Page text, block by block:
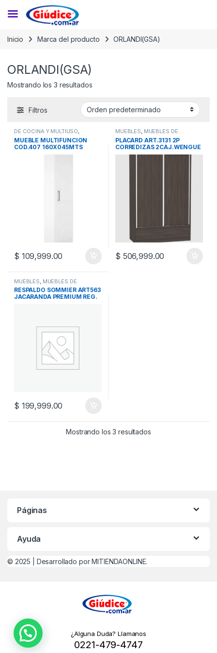
Inicio Marca del producto ORLANDI(GSA)
ORLANDI(GSA)
Mostrando los 3 resultados
Filtros
DE COCINA Y MULTIUSO,
MUEBLES , MULTIUSOS
MUEBLE MULTIFUNCION
COD.407 160X045MTS
$ 109,999.00
MUEBLES, MUEBLES DE
DORMITORIO,PLACARES
PLACARD ART.3131 2P
CORREDIZAS 2CAJ.WENGUE
$ 506,999.00
MUEBLES MUEBLES DE
DORMITORIO,RESPALDOS
RESPALDO SOMMIER ART563
JACARANDA PREMIUM REG.
$ 199,999.00
Mostrando los 3 resultados
Páginas
Ayuda
© 2025 | Desarrollado por MITIENDAONLINE.
¿Alguna Duda? Llamanos
0221-479-4747